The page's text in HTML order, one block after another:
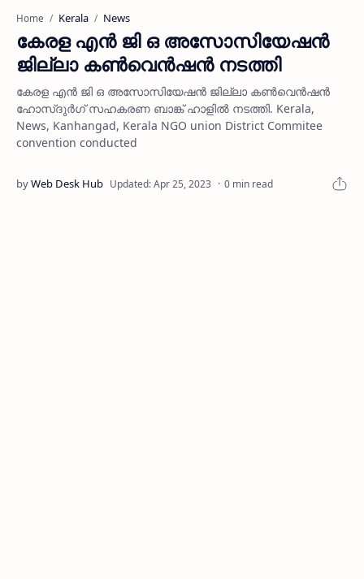
Home Kerala News
കേരള എന്‍ ജി ഒ അസോസിയേഷന്‍
ജില്ലാ കണ്‍വെന്‍ഷന്‍ നടത്തി
കേരള എന്‍ ജി ഒ അസോസിയേഷന്‍ ജില്ലാ കണ്‍വെന്‍ഷന്‍
ഹോസ്ദുര്‍ഗ് സഹകരണ ബാങ്ക് ഹാളില്‍ നടത്തി. Kerala,
News, Kanhangad, Kerala NGO union District Commitee
convention conducted
0 min read